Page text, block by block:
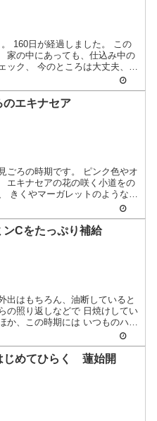
160日が経過しました。 この
家の中にあっても、仕込み中の
ック、 今のところは大丈夫、一
のエキナセア
ごろの時期です。 ピンク色やオ
エキナセアの花の咲く小道をの
きくやマーガレットのような花
ンCをたっぷり補給
出はもちろん、油断していると
の照り返しなどで 日焼けしてい
か、この時期には いつものハー
じめてひらく 蓮始開